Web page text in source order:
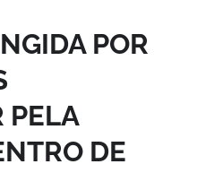
POR
PELA
DE